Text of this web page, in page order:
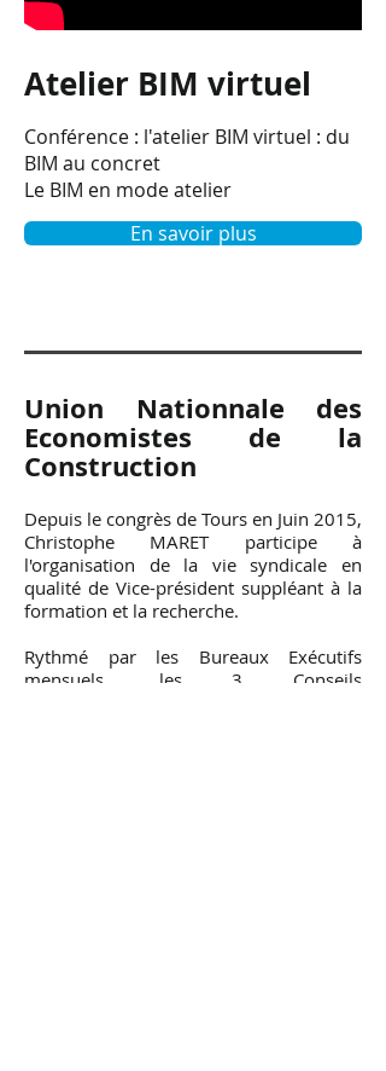
Atelier BIM virtuel
Conférence : l'atelier BIM virtuel : du
BIM au concret
Le BIM en mode atelier
En savoir plus
Union Nationnale des
Economistes de la
Construction
Depuis le congrès de Tours en Juin 2015,
Christophe MARET participe à
l'organisation de la vie syndicale en
qualité de Vice-président suppléant à la
formation et la recherche.
Rythmé par les Bureaux Exécutifs
mensuels, les 3 Conseils